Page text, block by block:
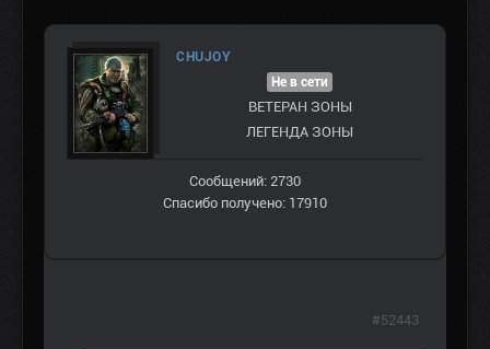
CHUJOY
Не в сети
ВЕТЕРАН ЗOНЫ
ЛЕГЕНДА ЗОНЫ
Сообщений: 2730
Спасибо получено: 17910
#52443